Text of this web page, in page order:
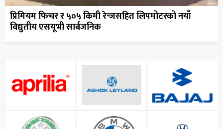
प्रिमियम फिचर र ५०५ किमी रेन्जसहित लिपमोटरको नयाँ
विद्युतीय एसयूभी सार्बजनिक